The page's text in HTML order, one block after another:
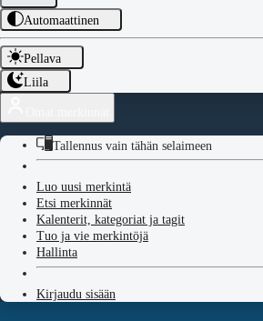
Automaattinen
Pellava
Liila
Tallennus vain tähän selaimeen
Luo uusi merkintä
Etsi merkinnät
Kalenterit, kategoriat ja tagit
Tuo ja vie merkintöjä
Hallinta
Kirjaudu sisään